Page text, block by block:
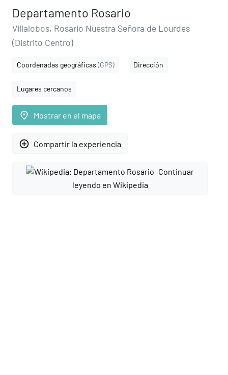
Departamento Rosario
Villalobos, Rosario Nuestra Señora de Lourdes
(Distrito Centro)
Coordenadas geográficas (GPS) Dirección
Lugares cercanos
place Mostrar en el mapa
add_circle_outline Compartir la experiencia
Continuar
leyendo en Wikipedia